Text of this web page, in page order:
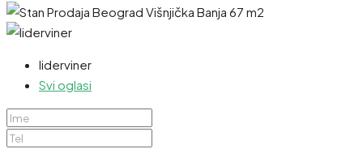
liderviner
Svi oglasi